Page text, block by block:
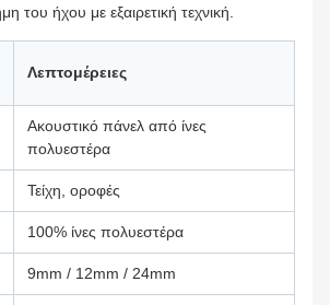
του ήχου με εξαιρετική τεχνική.
Λεπτομέρειες
Ακουστικό πάνελ από ίνες
πολυεστέρα
Τείχη, οροφές
100% ίνες πολυεστέρα
9mm / 12mm / 24mm